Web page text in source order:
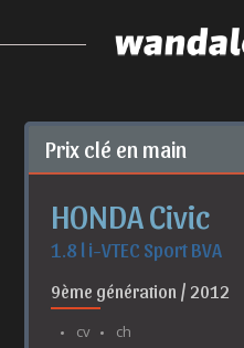
Prix clé en main
HONDA Civic
1.8 l i-VTEC Sport BVA
9ème génération / 2012
cv ch